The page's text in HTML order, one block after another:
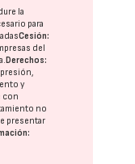
la
para
Cesión:
del
Derechos:
y
con
no
presentar